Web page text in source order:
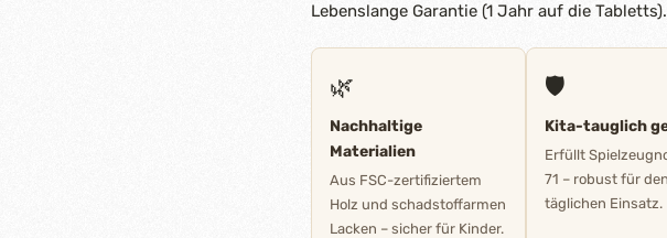
Lebenslange Garantie (1 Jahr auf die
🌿
Nachhaltige
Materialien
Aus FSC-zertifiziertem
Holz und schadstoffarmen
Lacken – sicher für Kinder.
🛡️
Kita-tauglich
Erfüllt
71 – robust für den
täglichen Einsatz.